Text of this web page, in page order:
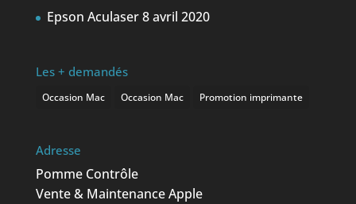
Epson Aculaser8 avril 2020
Les + demandés
Occasion Mac Occasion Mac Promotion imprimante
Adresse
Pomme Contrôle
Vente & Maintenance Apple